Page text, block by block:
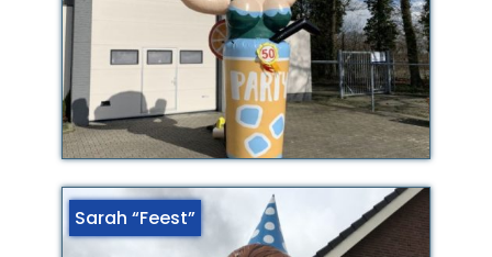
Sarah “Feest”